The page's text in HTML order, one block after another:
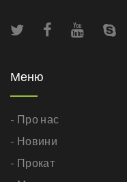
Меню
- Про нас
- Новини
- Прокат